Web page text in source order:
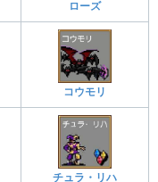
ローズ
コウモリ
チュラ・リハ